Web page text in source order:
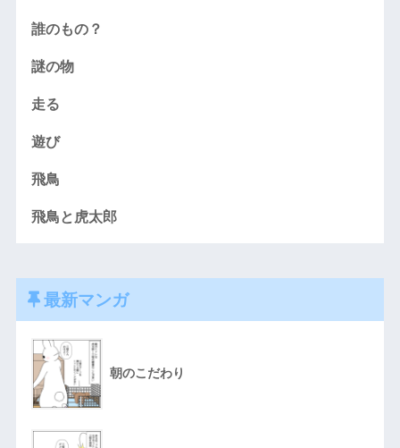
誰のもの？
謎の物
走る
遊び
飛鳥
飛鳥と虎太郎
最新マンガ
朝のこだわり